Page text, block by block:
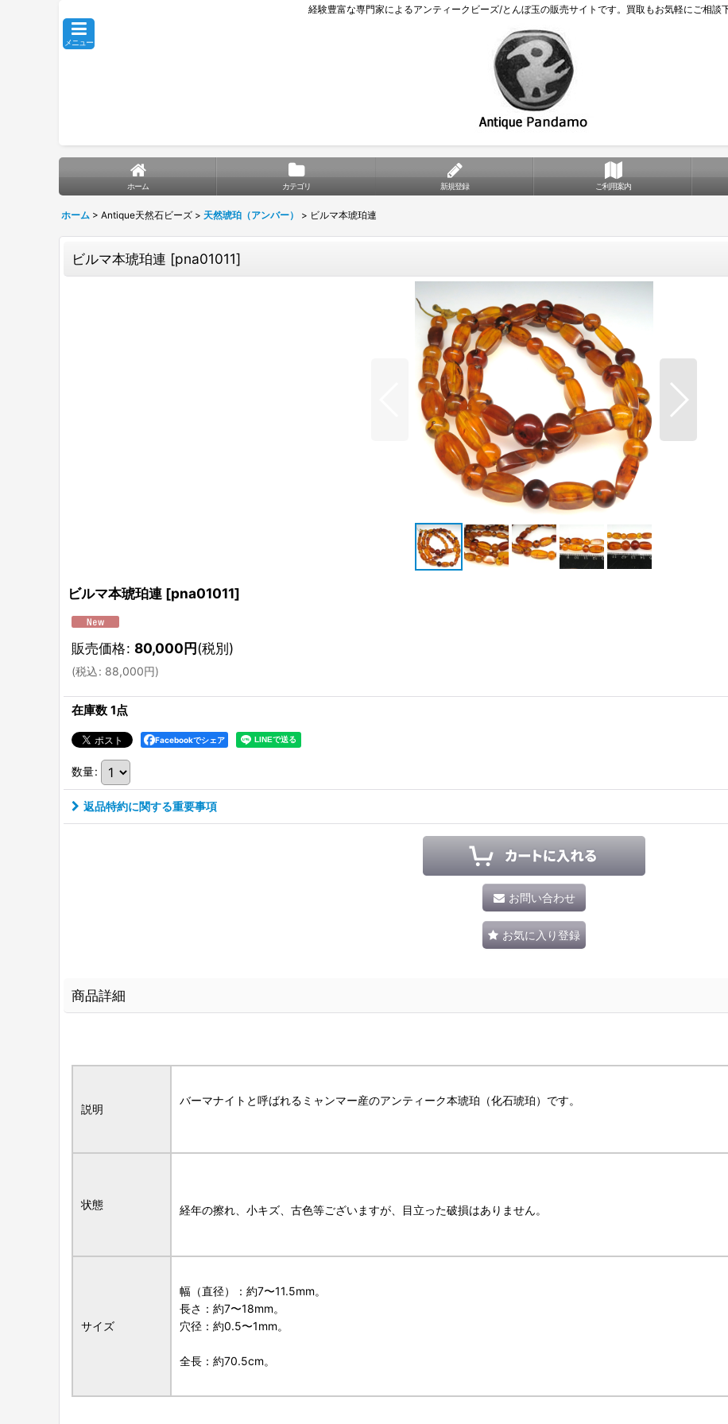
経験豊富な専門家によるアンティークビーズ/とんぼ玉の販売サイトです。買取もお気軽にご相談下
メニュー
ホーム カテゴリ 新規登録 ご利用案内
ホーム > Antique天然石ビーズ > 天然琥珀（アンバー） > ビルマ本琥珀連
ビルマ本琥珀連 [pna01011]
ビルマ本琥珀連 [pna01011]
販売価格: 80,000円(税別)
(税込: 88,000円)
在庫数 1点
Facebookでシェア
数量:
返品特約に関する重要事項
お問い合わせ
お気に入り登録
商品詳細
説明
バーマナイトと呼ばれるミャンマー産のアンティーク本琥珀（化石琥珀）です。
状態 経年の擦れ、小キズ、古色等ございますが、目立った破損はありません。
サイズ
幅（直径）：約7〜11.5mm。
長さ：約7〜18mm。
穴径：約0.5〜1mm。
全長：約70.5cm。